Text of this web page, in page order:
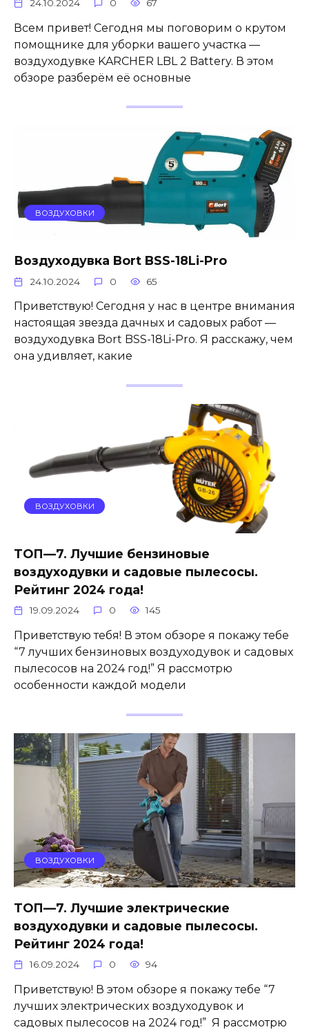
24.10.2024 0 67
Всем привет! Сегодня мы поговорим о крутом
помощнике для уборки вашего участка —
воздуходувке KARCHER LBL 2 Battery. В этом
обзоре разберём её основные
ВОЗДУХОВКИ
Воздуходувка Bort BSS-18Li-Pro
24.10.2024 0 65
Приветствую! Сегодня у нас в центре внимания
настоящая звезда дачных и садовых работ —
воздуходувка Bort BSS-18Li-Pro. Я расскажу, чем
она удивляет, какие
ВОЗДУХОВКИ
ТОП—7. Лучшие бензиновые
воздуходувки и садовые пылесосы.
Рейтинг 2024 года!
19.09.2024 0 145
Приветствую тебя! В этом обзоре я покажу тебе
“7 лучших бензиновых воздуходувок и садовых
пылесосов на 2024 год!” Я рассмотрю
особенности каждой модели
ВОЗДУХОВКИ
ТОП—7. Лучшие электрические
воздуходувки и садовые пылесосы.
Рейтинг 2024 года!
16.09.2024 0 94
Приветствую! В этом обзоре я покажу тебе “7
лучших электрических воздуходувок и
садовых пылесосов на 2024 год!” Я рассмотрю